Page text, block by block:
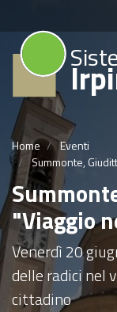
Home
Eventi
Summonte,
"Viaggio
Venerdì 20
delle radici nel
cittadino